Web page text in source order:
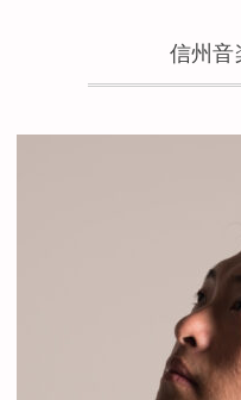
信州音